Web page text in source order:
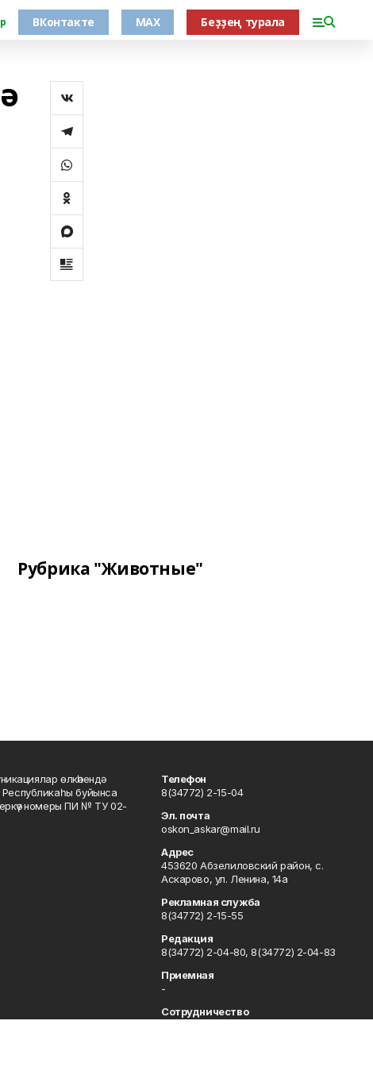
ВКонтакте MAX Беҙҙең турала
Рубрика "Животные"
өлкәһендә
Республикаһы буйынса
номеры ПИ № ТУ 02-
Телефон
8(34772) 2-15-04
Эл. почта
oskon_askar@mail.ru
Адрес
453620 Абзелиловский район, с.
Аскарово, ул. Ленина, 14а
Рекламная служба
8(34772) 2-15-55
Редакция
8(34772) 2-04-80, 8(34772) 2-04-83
Приемная
-
Сотрудничество